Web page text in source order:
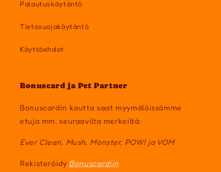
Palautuskäytäntö
Tietosuojakäytäntö
Käyttöehdot
Bonuscard ja Pet Partner
Bonuscardin kautta saat myymälöissämme
etuja mm. seuraavilta merkeiltä:
Ever Clean, Mush, Monster, POW! ja VOM
Rekisteröidy Bonuscardiin